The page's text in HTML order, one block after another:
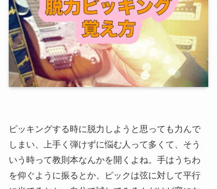
ピッキングする時に脱力しようと思っても力んで
しまい、上手く弾けずに悩む人って多くて、そう
いう時って教則本なんかを開くよね。手はうちわ
を仰ぐように振るとか、ピックは弦に対して平行